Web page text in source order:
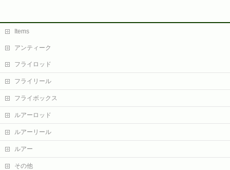
Items
アンティーク
フライロッド
フライリール
フライボックス
ルアーロッド
ルアーリール
ルアー
その他